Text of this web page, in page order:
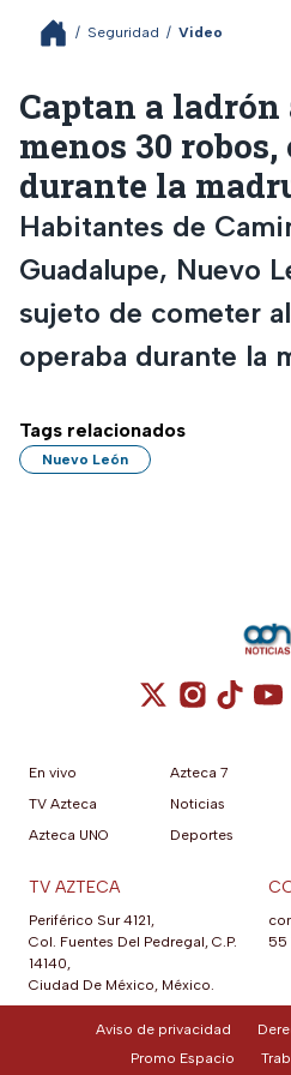
/ Seguridad / Video
Captan a ladrón
menos 30 robos,
durante la
Habitantes de
Guadalupe, Nuevo
sujeto de cometer
operaba durante la
Tags relacionados
Nuevo León
Cuenta de X
Cuenta
En vivo
TV Azteca
Azteca UNO
Azteca 7
Noticias
Deportes
TV AZTECA
Periférico Sur 4121,
Col. Fuentes Del Pedregal, C.P.
14140,
Ciudad De México, México.
55
Aviso de privacidad
Promo Espacio